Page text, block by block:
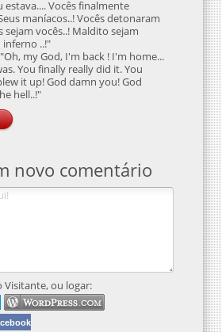
Vocês finalmente
maníacos..! Vocês detonaram
vocês..! Maldito sejam
..!"
my God, I'm back ! I'm home...
You finally really did it. You
it up! God damn you! God
hell..!"
novo comentário
ou logar: